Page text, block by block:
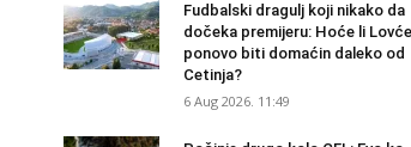
Fudbalski dragulj koji nikako da
dočeka premijeru: Hoće li
ponovo biti domaćin daleko od
Cetinja?
6 Aug 2026. 11:49